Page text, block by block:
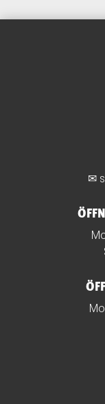
✉